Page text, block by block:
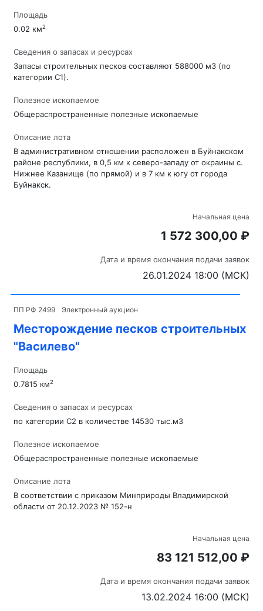
Площадь
0.02 км2
Сведения о запасах и ресурсах
Запасы строительных песков составляют 588000 м3 (по
категории С1).
Полезное ископаемое
Общераспространенные полезные ископаемые
Описание лота
В административном отношении расположен в Буйнакском
районе республики, в 0,5 км к северо-западу от окраины с.
Нижнее Казанище (по прямой) и в 7 км к югу от города
Буйнакск.
Начальная цена
1 572 300,00 ₽
Дата и время окончания подачи заявок
26.01.2024 18:00 (МСК)
ПП РФ 2499 Электронный аукцион
Месторождение песков строительных
"Василево"
Площадь
0.7815 км2
Сведения о запасах и ресурсах
по категории С2 в количестве 14530 тыс.м3
Полезное ископаемое
Общераспространенные полезные ископаемые
Описание лота
В соответствии с приказом Минприроды Владимирской
области от 20.12.2023 № 152-н
Начальная цена
83 121 512,00 ₽
Дата и время окончания подачи заявок
13.02.2024 16:00 (МСК)